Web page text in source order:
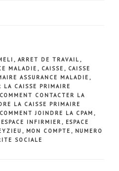
, ARRET DE TRAVAIL ,
MALADIE , CAISSE , CAISSE
ASSURANCE MALADIE ,
LA CAISSE PRIMAIRE
COMMENT CONTACTER LA
LA CAISSE PRIMAIRE
COMMENT JOINDRE LA CPAM ,
ESPACE INFIRMIER , ESPACE
, MON COMPTE , NUMERO
SOCIALE